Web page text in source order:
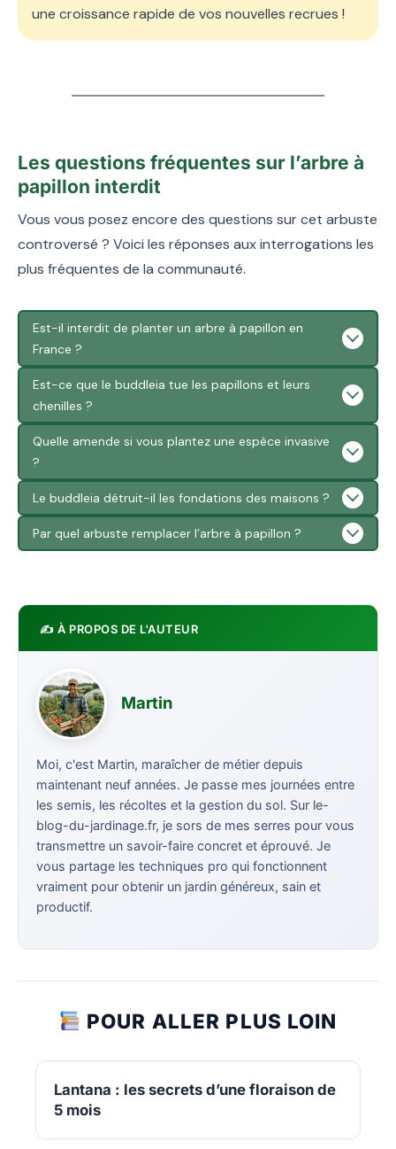
une croissance rapide de vos nouvelles recrues !
Les questions fréquentes sur l’arbre à
papillon interdit
Vous vous posez encore des questions sur cet arbuste
controversé ? Voici les réponses aux interrogations les
plus fréquentes de la communauté.
Est-il interdit de planter un arbre à papillon en
France ?
Est-ce que le buddleia tue les papillons et leurs
chenilles ?
Quelle amende si vous plantez une espèce invasive
?
Le buddleia détruit-il les fondations des maisons ?
Par quel arbuste remplacer l’arbre à papillon ?
✍️ À PROPOS DE L'AUTEUR
Martin
Moi, c'est Martin, maraîcher de métier depuis
maintenant neuf années. Je passe mes journées entre
les semis, les récoltes et la gestion du sol. Sur le-
blog-du-jardinage.fr, je sors de mes serres pour vous
transmettre un savoir-faire concret et éprouvé. Je
vous partage les techniques pro qui fonctionnent
vraiment pour obtenir un jardin généreux, sain et
productif.
POUR ALLER PLUS LOIN
Lantana : les secrets d’une floraison de
5 mois